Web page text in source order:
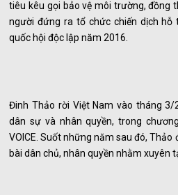
tiêu kêu gọi bảo vệ môi trường, đồng
người đứng ra tổ chức chiến dịch hỗ
quốc hội độc lập năm 2016.
Đinh Thảo rời Việt Nam vào tháng
dân sự và nhân quyền, trong
VOICE. Suốt những năm sau đó, Thảo
bài dân chủ, nhân quyền nhằm xuyên